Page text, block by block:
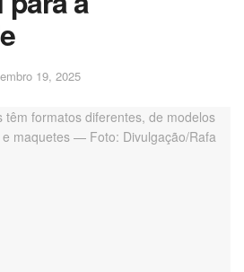
19, 2025